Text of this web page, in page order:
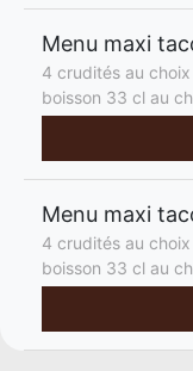
Menu maxi
4 crudités au
boisson 33 cl au
Menu maxi
4 crudités au
boisson 33 cl au